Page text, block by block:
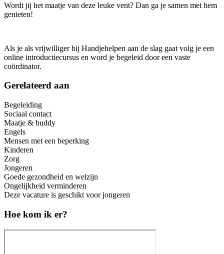
Wordt jij het maatje van deze leuke vent? Dan ga je samen met hem
genieten!
Als je als vrijwilliger bij Handjehelpen aan de slag gaat volg je een
online introductiecursus en word je begeleid door een vaste
coördinator.
Gerelateerd aan
Begeleiding
Sociaal contact
Maatje & buddy
Engels
Mensen met een beperking
Kinderen
Zorg
Jongeren
Goede gezondheid en welzijn
Ongelijkheid verminderen
Deze vacature is geschikt voor jongeren
Hoe kom ik er?